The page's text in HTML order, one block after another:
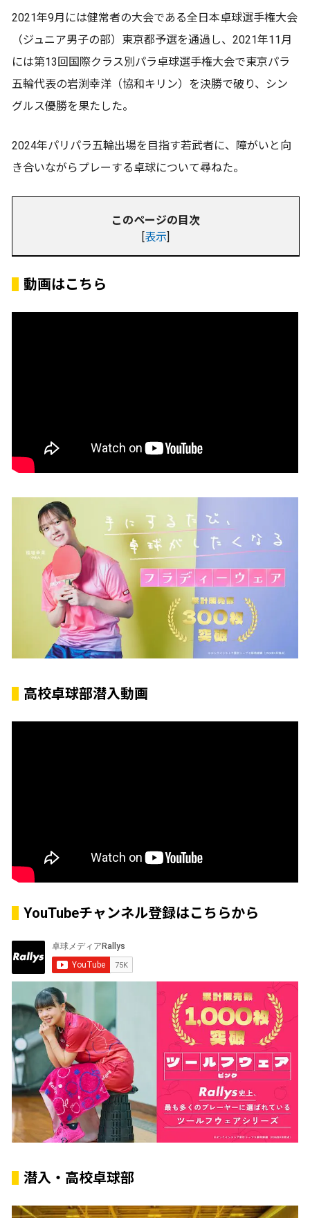
2021年9月には健常者の大会である全日本卓球選手権大会
（ジュニア男子の部）東京都予選を通過し、2021年11月
には第13回国際クラス別パラ卓球選手権大会で東京パラ
五輪代表の岩渕幸洋（協和キリン）を決勝で破り、シン
グルス優勝を果たした。
2024年パリパラ五輪出場を目指す若武者に、障がいと向
き合いながらプレーする卓球について尋ねた。
このページの目次
[表示]
動画はこちら
高校卓球部潜入動画
YouTubeチャンネル登録はこちらから
潜入・高校卓球部